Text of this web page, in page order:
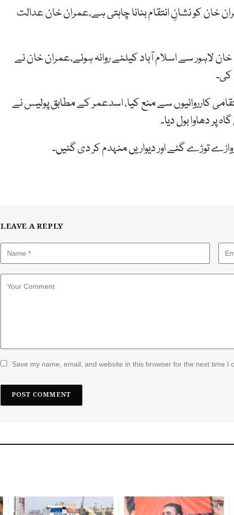
کو نشانِ انتقام بنانا چاہتی ہے،عمران خان عدالت
سے اسلام آباد کیلئے روانہ ہوئے،عمران خان نے
کارروائیوں سے منع کیا، اسدعمر کے مطابق پولیس نے
پر دھاوا بول دیا۔
توڑے گئے اور دیواریں منہدم کر دی گئیں۔
LEAVE A REPLY
Save my name, email, and website in this browser for the next time I